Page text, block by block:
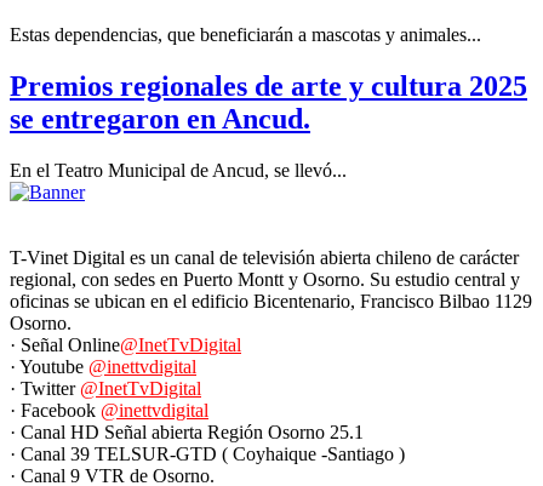
Estas dependencias, que beneficiarán a mascotas y animales...
Premios regionales de arte y cultura 2025
se entregaron en Ancud.
En el Teatro Municipal de Ancud, se llevó...
T-Vinet Digital es un canal de televisión abierta chileno de carácter
regional, con sedes en Puerto Montt y Osorno. Su estudio central y
oficinas se ubican en el edificio Bicentenario, Francisco Bilbao 1129
Osorno.
· Señal Online@InetTvDigital
· Youtube @inettvdigital
· Twitter @InetTvDigital
· Facebook @inettvdigital
· Canal HD Señal abierta Región Osorno 25.1
· Canal 39 TELSUR-GTD ( Coyhaique -Santiago )
· Canal 9 VTR de Osorno.